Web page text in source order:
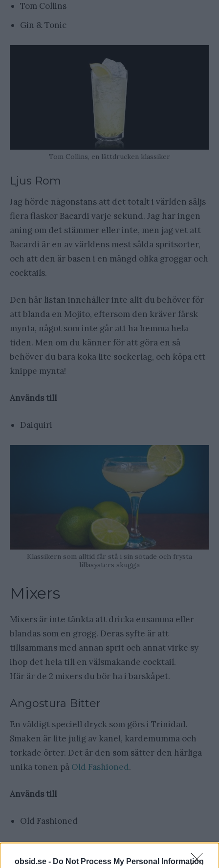
obsid.se - Do Not Process My Personal Information
Tom Collins
Gin & Tonic
Tom Collins, en lättdrucken klassiker
Ljus Rom
Jag hörde någonstans att det totalt i världen säljs
flera flaskor Bacardi varje sekund. Jag har ingen
aning om det stämmer eller inte, men jag vet att
Bacardi är en av världens mest sålda spritsorter,
och att den är basen i en mängd olika groggar och
cocktails.
Den här listan innehåller inte allt du behöver för
att blanda en Mojito, eftersom den kräver färsk
mynta, något som inte går att ha hemma hela
tiden. Men om du känner för att göra en så
behöver du bara koka lite sockerlag, och köpa ett
knippe mynta!
Används till
Daiquiri
Klassikern som alltid får stå i sin sötade och frysta
lillasysters skugga
Mixers
Mixers är inte tänkta att dricka ensamma eller
blandas som en grogg. Deras syfte är att
tillsammans med annan sprit och annat virke sy
ihop det hela till en välsmakande cocktail.
Här är de 2 mixers du bör ha i barskåpet.
Angostura Bitter
En väldigt speciell dryck som görs i Trinidad.
Smaken är lite julig av kanel, kardemumma och
torkade örter. Det är den som sätter den härliga
unika tonen på Old Fashioned.
Används till
Old Fashioned